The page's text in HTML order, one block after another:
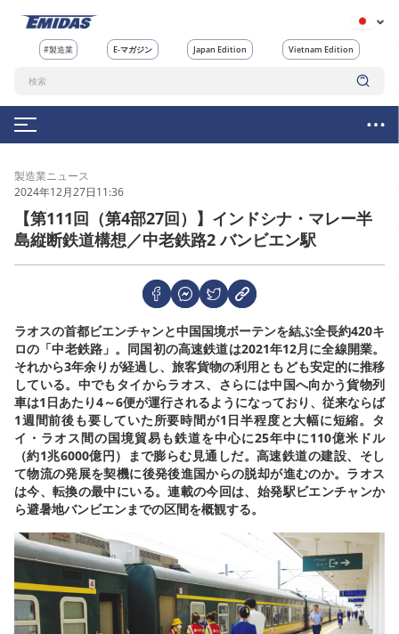
#製造業 E-マガジン Japan Edition Vietnam Edition
製造業ニュース
2024年12月27日11:36
【第111回（第4部27回）】インドシナ・マレー半
島縦断鉄道構想／中老鉄路2 バンビエン駅
ラオスの首都ビエンチャンと中国国境ボーテンを結ぶ全長約420キ
ロの「中老鉄路」。同国初の高速鉄道は2021年12月に全線開業。
それから3年余りが経過し、旅客貨物の利用ともども安定的に推移
している。中でもタイからラオス、さらには中国へ向かう貨物列
車は1日あたり4～6便が運行されるようになっており、従来ならば
1週間前後も要していた所要時間が1日半程度と大幅に短縮。タ
イ・ラオス間の国境貿易も鉄道を中心に25年中に110億米ドル
（約1兆6000億円）まで膨らむ見通しだ。高速鉄道の建設、そし
て物流の発展を契機に後発後進国からの脱却が進むのか。ラオス
は今、転換の最中にいる。連載の今回は、始発駅ビエンチャンか
ら避暑地バンビエンまでの区間を概観する。